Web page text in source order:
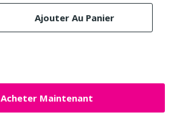
Ajouter Au Panier
Acheter Maintenant